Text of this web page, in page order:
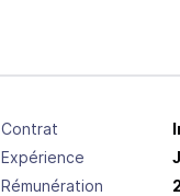
Contrat
Expérience
Rémunération